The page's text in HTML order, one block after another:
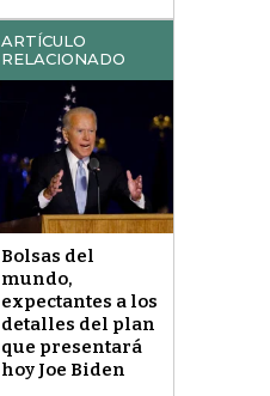
ARTÍCULO
RELACIONADO
Bolsas del
mundo,
expectantes a los
detalles del plan
que presentará
hoy Joe Biden